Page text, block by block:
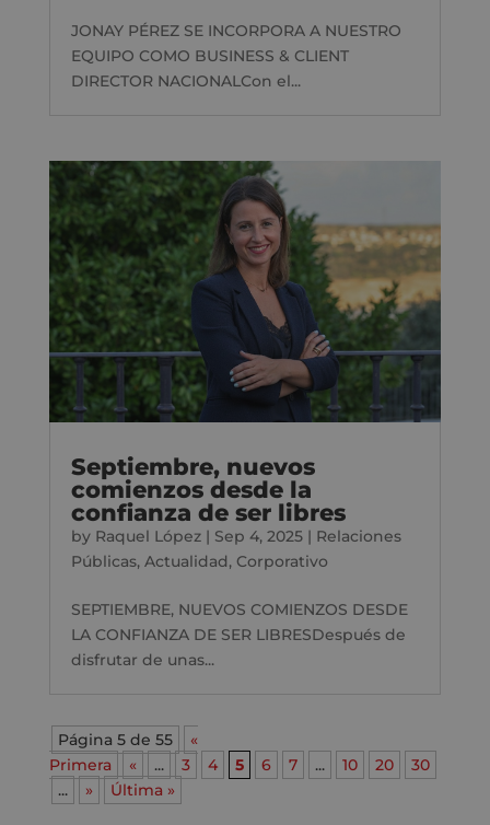
JONAY PÉREZ SE INCORPORA A NUESTRO
EQUIPO COMO BUSINESS & CLIENT
DIRECTOR NACIONALCon el...
Septiembre, nuevos
comienzos desde la
confianza de ser libres
by Raquel López| Sep 4, 2025| Relaciones
Públicas, Actualidad, Corporativo
SEPTIEMBRE, NUEVOS COMIENZOS DESDE
LA CONFIANZA DE SER LIBRESDespués de
disfrutar de unas...
Página 5 de 55
«
Primera
« ... 3 4 5 6 7 ... 10 20
30
...
» Última »